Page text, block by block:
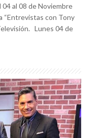
al 08 de Noviembre
“Entrevistas con Tony
Lunes 04 de